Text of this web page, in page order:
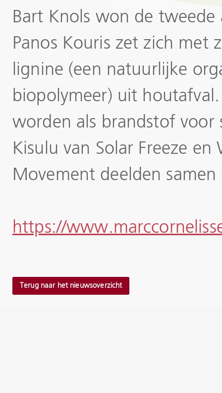
Bart Knols won de
Panos Kouris zet zich
lignine (een natuurlijke
biopolymeer) uit
worden als brandstof voor
Kisulu van Solar Freeze
Movement deelden
https://
Terug naar het nieuwsoverzicht